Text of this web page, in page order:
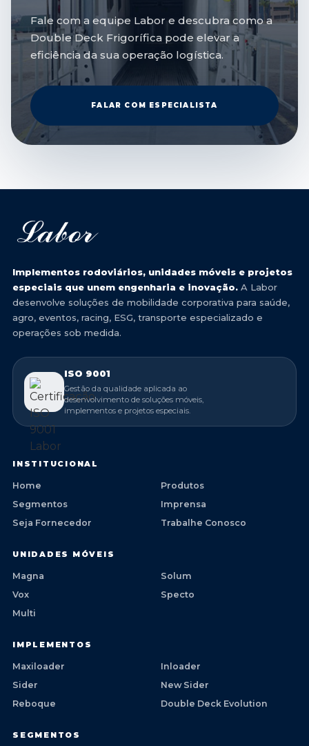
Fale com a equipe Labor e descubra como a
Double Deck Frigorífica pode elevar a
eficiência da sua operação logística.
FALAR COM ESPECIALISTA
Implementos rodoviários, unidades móveis e projetos
especiais que unem engenharia e inovação. A Labor
desenvolve soluções de mobilidade corporativa para saúde,
agro, eventos, racing, ESG, transporte especializado e
operações sob medida.
ISO 9001
Gestão da qualidade aplicada ao
desenvolvimento de soluções móveis,
implementos e projetos especiais.
INSTITUCIONAL
Home
Produtos
Segmentos
Imprensa
Seja Fornecedor
Trabalhe Conosco
UNIDADES MÓVEIS
Magna
Solum
Vox
Specto
Multi
IMPLEMENTOS
Maxiloader
Inloader
Sider
New Sider
Reboque
Double Deck Evolution
SEGMENTOS